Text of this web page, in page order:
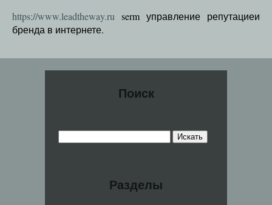
https://www.leadtheway.ru serm управление репутациеи
бренда в интернете.
Поиск
Разделы